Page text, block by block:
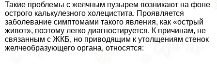
Такие проблемы с желчным пузырем возникают на фоне
острого калькулезного холецистита. Проявляется
заболевание симптомами такого явления, как «острый
живот», поэтому легко диагностируется. К причинам, не
связанным с ЖКБ, но приводящим к утолщениям стенок
желчеобразующего органа, относятся: